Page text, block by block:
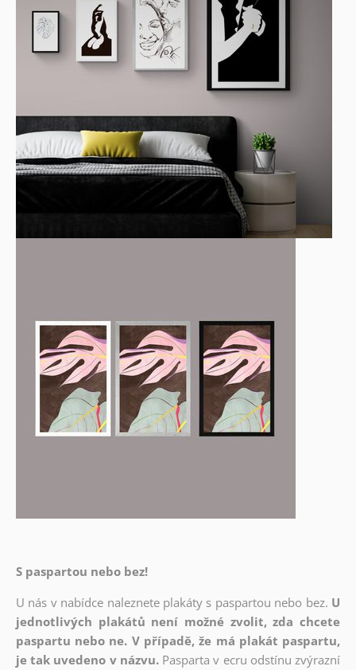
S paspartou nebo bez!
U nás v nabídce naleznete plakáty s paspartou nebo bez. U
jednotlivých plakátů není možné zvolit, zda chcete
paspartu nebo ne. V případě, že má plakát paspartu,
je tak uvedeno v názvu. Pasparta v ecru odstínu zvýrazní